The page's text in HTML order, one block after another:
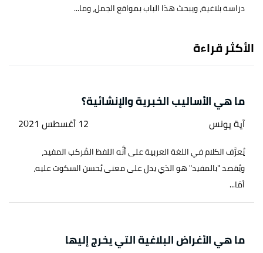
دراسة بلاغية، ويبحث هذا الباب بمواقع الجمل، وما...
الأكثر قراءة
ما هي الأساليب الخبرية والإنشائية؟
آية يونس 12 أغسطس 2021
يُعرَّف الكلام في اللغة العربية على أنَّه اللفظ المُركب المفيد،
ويُقصد "بالمفيد" هو الذي يدل على معنى يُحسن السكوت عليه،
أمَا...
ما هي الأغراض البلاغية التي يخرج إليها